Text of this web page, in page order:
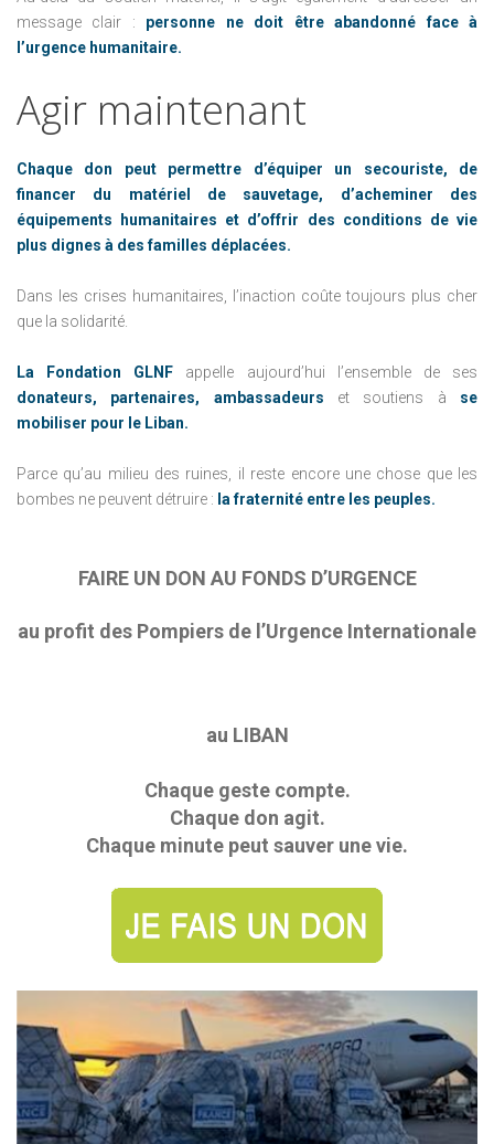
message clair : personne ne doit être abandonné face à
l’urgence humanitaire.
Agir maintenant
Chaque don peut permettre d’équiper un secouriste, de
financer du matériel de sauvetage, d’acheminer des
équipements humanitaires et d’offrir des conditions de vie
plus dignes à des familles déplacées.
Dans les crises humanitaires, l’inaction coûte toujours plus cher
que la solidarité.
La Fondation GLNF appelle aujourd’hui l’ensemble de ses
donateurs, partenaires, ambassadeurs et soutiens à se
mobiliser pour le Liban.
Parce qu’au milieu des ruines, il reste encore une chose que les
bombes ne peuvent détruire : la fraternité entre les peuples.
FAIRE UN DON AU FONDS D’URGENCE
au profit des Pompiers de l’Urgence Internationale
au LIBAN
Chaque geste compte.
Chaque don agit.
Chaque minute peut sauver une vie.